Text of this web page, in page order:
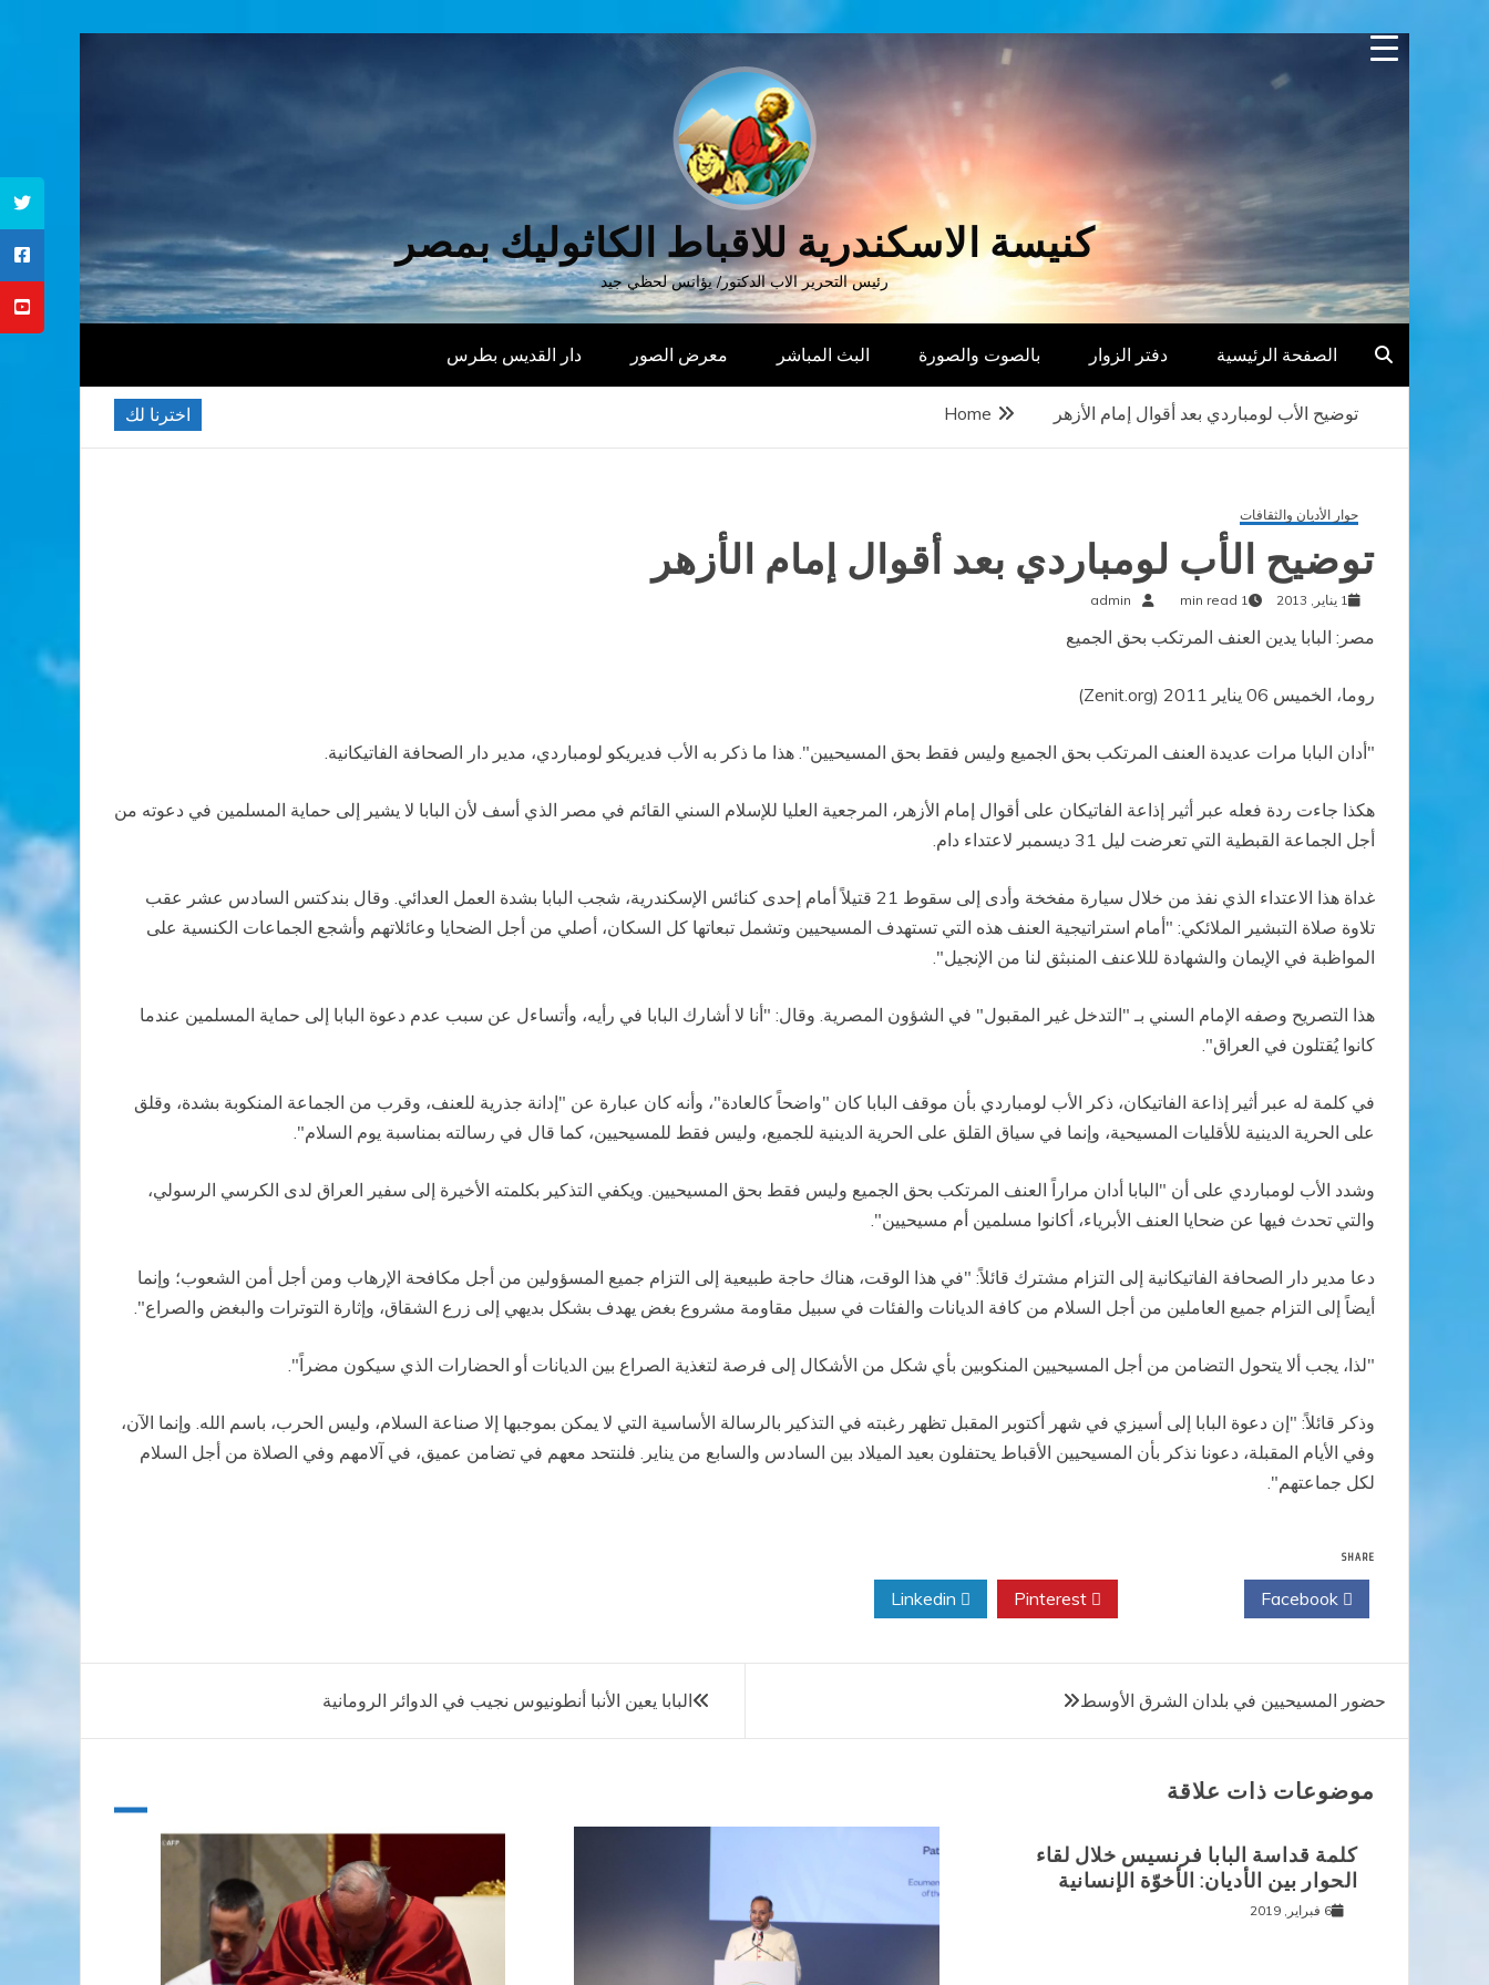
Skip
كنيسة الاسكندرية للاقباط الكاثوليك بمصر
رئيس التحرير الاب الدكتور/ يؤانس لحظي جيد
الصفحة الرئيسية دفتر الزوار بالصوت والصورة البث المباشر معرض الصور دار القديس بطرس
اخترنا لك Home توضيح الأب لومباردي بعد أقوال إمام الأزهر
حوار الأديان والثقافات
توضيح الأب لومباردي بعد أقوال إمام الأزهر
1 يناير, 2013 1 min read
admin
مصر: البابا يدين العنف المرتكب بحق الجميع
روما، الخميس 06 يناير 2011 (Zenit.org)
"أدان البابا مرات عديدة العنف المرتكب بحق الجميع وليس فقط بحق المسيحيين". هذا ما ذكر به الأب فديريكو لومباردي، مدير دار الصحافة الفاتيكانية.
هكذا جاءت ردة فعله عبر أثير إذاعة الفاتيكان على أقوال إمام الأزهر، المرجعية العليا للإسلام السني القائم في مصر الذي أسف لأن البابا لا يشير إلى حماية المسلمين في دعوته من
أجل الجماعة القبطية التي تعرضت ليل 31 ديسمبر لاعتداء دام.
غداة هذا الاعتداء الذي نفذ من خلال سيارة مفخخة وأدى إلى سقوط 21 قتيلاً أمام إحدى كنائس الإسكندرية، شجب البابا بشدة العمل العدائي. وقال بندكتس السادس عشر عقب
تلاوة صلاة التبشير الملائكي: "أمام استراتيجية العنف هذه التي تستهدف المسيحيين وتشمل تبعاتها كل السكان، أصلي من أجل الضحايا وعائلاتهم وأشجع الجماعات الكنسية على
المواظبة في الإيمان والشهادة لللاعنف المنبثق لنا من الإنجيل".
هذا التصريح وصفه الإمام السني بـ "التدخل غير المقبول" في الشؤون المصرية. وقال: "أنا لا أشارك البابا في رأيه، وأتساءل عن سبب عدم دعوة البابا إلى حماية المسلمين عندما
كانوا يُقتلون في العراق".
في كلمة له عبر أثير إذاعة الفاتيكان، ذكر الأب لومباردي بأن موقف البابا كان "واضحاً كالعادة"، وأنه كان عبارة عن "إدانة جذرية للعنف، وقرب من الجماعة المنكوبة بشدة، وقلق
على الحرية الدينية للأقليات المسيحية، وإنما في سياق القلق على الحرية الدينية للجميع، وليس فقط للمسيحيين، كما قال في رسالته بمناسبة يوم السلام".
وشدد الأب لومباردي على أن "البابا أدان مراراً العنف المرتكب بحق الجميع وليس فقط بحق المسيحيين. ويكفي التذكير بكلمته الأخيرة إلى سفير العراق لدى الكرسي الرسولي،
والتي تحدث فيها عن ضحايا العنف الأبرياء، أكانوا مسلمين أم مسيحيين".
دعا مدير دار الصحافة الفاتيكانية إلى التزام مشترك قائلاً: "في هذا الوقت، هناك حاجة طبيعية إلى التزام جميع المسؤولين من أجل مكافحة الإرهاب ومن أجل أمن الشعوب؛ وإنما
أيضاً إلى التزام جميع العاملين من أجل السلام من كافة الديانات والفئات في سبيل مقاومة مشروع بغض يهدف بشكل بديهي إلى زرع الشقاق، وإثارة التوترات والبغض والصراع".
"لذا، يجب ألا يتحول التضامن من أجل المسيحيين المنكوبين بأي شكل من الأشكال إلى فرصة لتغذية الصراع بين الديانات أو الحضارات الذي سيكون مضراً".
وذكر قائلاً: "إن دعوة البابا إلى أسيزي في شهر أكتوبر المقبل تظهر رغبته في التذكير بالرسالة الأساسية التي لا يمكن بموجبها إلا صناعة السلام، وليس الحرب، باسم الله. وإنما الآن،
وفي الأيام المقبلة، دعونا نذكر بأن المسيحيين الأقباط يحتفلون بعيد الميلاد بين السادس والسابع من يناير. فلنتحد معهم في تضامن عميق، في آلامهم وفي الصلاة من أجل السلام
لكل جماعتهم".
SHARE
تصفّح
المقالات
البابا يعين الأنبا أنطونيوس نجيب في الدوائر الرومانية حضور المسيحيين في بلدان الشرق الأوسط
موضوعات ذات علاقة
كلمة قداسة البابا فرنسيس خلال لقاء
الحوار بين الأديان: الأخوّة الإنسانية
6 فبراير, 2019